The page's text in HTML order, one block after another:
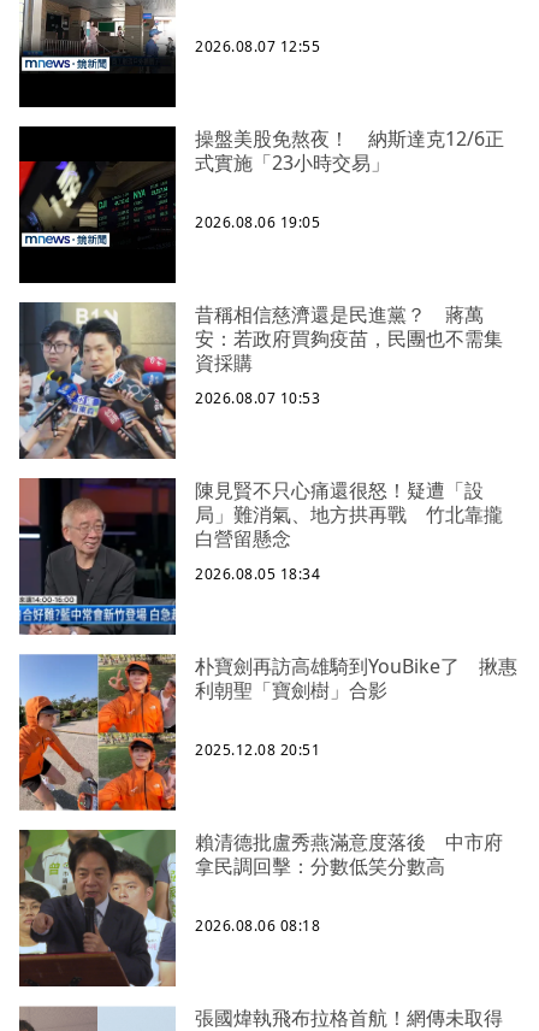
2026.08.07 12:55
操盤美股免熬夜！ 納斯達克12/6正
式實施「23小時交易」
2026.08.06 19:05
昔稱相信慈濟還是民進黨？ 蔣萬
安：若政府買夠疫苗，民團也不需集
資採購
2026.08.07 10:53
陳見賢不只心痛還很怒！疑遭「設
局」難消氣、地方拱再戰 竹北靠攏
白營留懸念
2026.08.05 18:34
朴寶劍再訪高雄騎到YouBike了 揪惠
利朝聖「寶劍樹」合影
2025.12.08 20:51
賴清德批盧秀燕滿意度落後 中市府
拿民調回擊：分數低笑分數高
2026.08.06 08:18
張國煒執飛布拉格首航！網傳未取得